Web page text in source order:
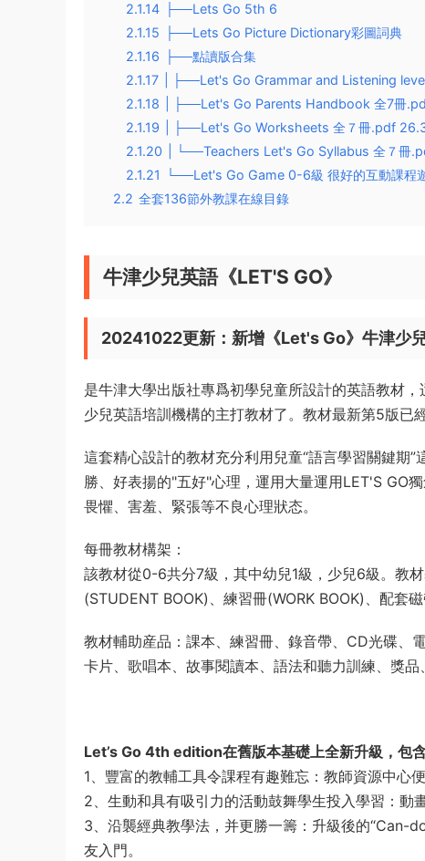
2.1.14
├──Lets Go 5th 6
2.1.15
├──Lets Go Picture Dictionary彩圖詞典
2.1.16
├──點讀版合集
2.1.17
| ├──Let's Go Grammar and Listening
2.1.18
| ├──Let's Go Parents Handbook 全7冊
2.1.19
| ├──Let's Go Worksheets 全７冊.pdf
2.1.20
| └──Teachers Let's Go Syllabus 全７冊
2.1.21
└──Let's Go Game 0-6級 很好的互動課程
2.2 全套136節外教課在線目錄
牛津少兒英語《LET'S GO》
20241022更新：新增《Let's Go》牛津少
是牛津大學出版社專爲初學兒童所設計的英語教材
少兒英語培訓機構的主打教材了。教材最新第5版已
這套精心設計的教材充分利用兒童“語言學習關鍵期
勝、好表揚的"五好"心理，運用大量運用LET'S GO
畏懼、害羞、緊張等不良心理狀态。
每冊教材構架：
該教材從0-6共分7級，其中幼兒1級，少兒6級。教
(STUDENT BOOK)、練習冊(WORK BOOK)、配套
教材輔助産品：課本、練習冊、錄音帶、CD光碟、
卡片、歌唱本、故事閱讀本、語法和聽力訓練、獎品
Let’s Go 4th edition在舊版本基礎上全新升級，包
1、豐富的教輔工具令課程有趣難忘：教師資源中心
2、生動和具有吸引力的活動鼓舞學生投入學習：動
3、沿襲經典教學法，并更勝一籌：升級後的“Can-
友入門。